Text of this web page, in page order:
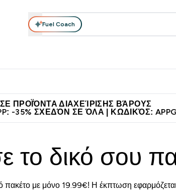
Fuel Coach
ΠΡΟΪΌΝΤΑ ΔΙΑΧΕΊΡΙΣΗΣ ΒΆΡΟΥΣ
-35% ΣΧΕΔΌΝ ΣΕ ΌΛΑ | ΚΩΔΙΚΌΣ:
το δικό σου
πακέτο με μόνο 19.99€! Η έκπτωση